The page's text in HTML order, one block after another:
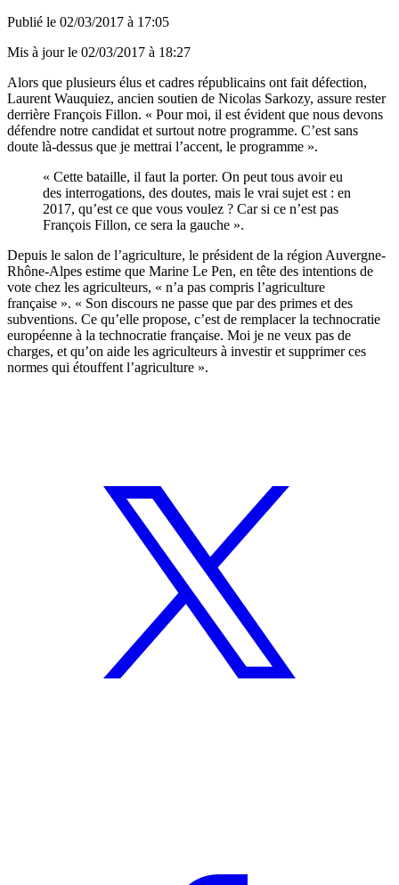
Publié le 02/03/2017 à 17:05
Mis à jour le 02/03/2017 à 18:27
Alors que plusieurs élus et cadres républicains ont fait défection,
Laurent Wauquiez, ancien soutien de Nicolas Sarkozy, assure rester
derrière François Fillon. « Pour moi, il est évident que nous devons
défendre notre candidat et surtout notre programme. C’est sans
doute là-dessus que je mettrai l’accent, le programme ».
« Cette bataille, il faut la porter. On peut tous avoir eu
des interrogations, des doutes, mais le vrai sujet est : en
2017, qu’est ce que vous voulez ? Car si ce n’est pas
François Fillon, ce sera la gauche ».
Depuis le salon de l’agriculture, le président de la région Auvergne-
Rhône-Alpes estime que Marine Le Pen, en tête des intentions de
vote chez les agriculteurs, « n’a pas compris l’agriculture
française ». « Son discours ne passe que par des primes et des
subventions. Ce qu’elle propose, c’est de remplacer la technocratie
européenne à la technocratie française. Moi je ne veux pas de
charges, et qu’on aide les agriculteurs à investir et supprimer ces
normes qui étouffent l’agriculture ».